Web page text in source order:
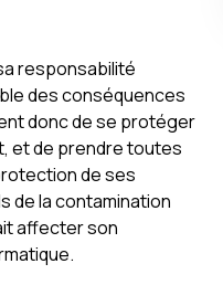
responsabilité
des conséquences
donc de se protéger
et de prendre toutes
de ses
de la contamination
affecter son